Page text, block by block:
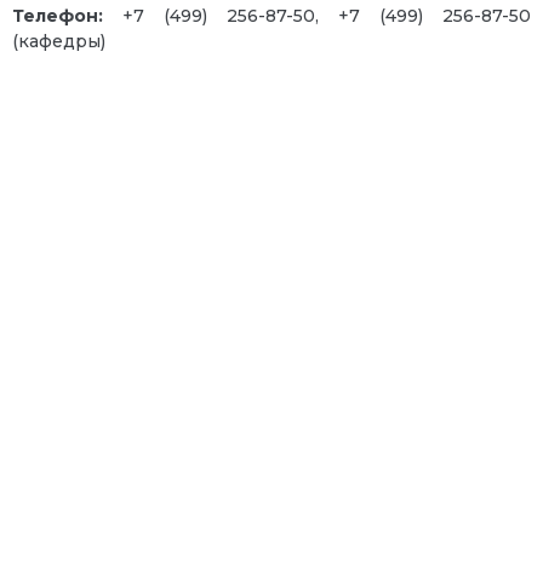
Телефон:
+7 (499) 256-87-50, +7 (499) 256-87-50
(кафедры)